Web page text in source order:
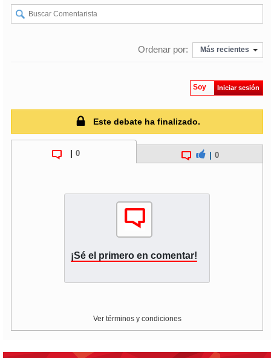
Ordenar por: Más recientes
Soy Iniciar sesión
Este debate ha finalizado.
0 0
¡Sé el primero en comentar!
Ver términos y condiciones